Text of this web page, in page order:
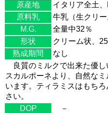
原産地
イタリア全土
原料乳
牛乳（生クリー
M.G.
全量中32％
形状
クリーム状、
熟成期間
なし
良質のミルクで出来た優し
スカルポーネより、自然な
います。ティラミスはもち
さい。
DOP
－